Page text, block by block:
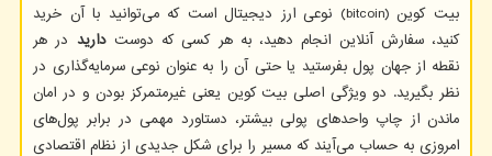
بیت کوین(bitcoin) نوعی ارز دیجیتال است که می‌توانید با آن خرید
کنید، سفارش‌ آنلاین انجام دهید، به هر کسی که دوستدارید در هر
نقطه از جهان پول بفرستید یا حتی آن را به عنوان نوعی سرمایه‌گذاری در
نظر بگیرید. دو ویژگی اصلی بیت کوین یعنی غیرمتمرکز بودن و در امان
ماندن از چاپ واحدهای پولی بیشتر، دستاورد مهمی در برابر پول‌های
امروزی به حساب می‌آیند که مسیر را برای شکل جدیدی از نظام اقتصادی